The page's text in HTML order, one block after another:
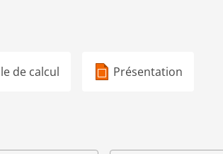
de calcul Présentation